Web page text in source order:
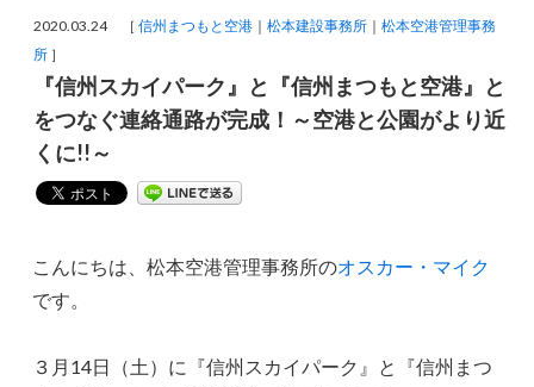
2020.03.24 ［信州まつもと空港 松本建設事務所
松本空港管理事務
所 ］
『信州スカイパーク』と『信州まつもと空港』と
をつなぐ連絡通路が完成！～空港と公園がより近
くに!!～
こんにちは、松本空港管理事務所のオスカー・マイク
です。
３月14日（土）に『信州スカイパーク』と『信州まつ